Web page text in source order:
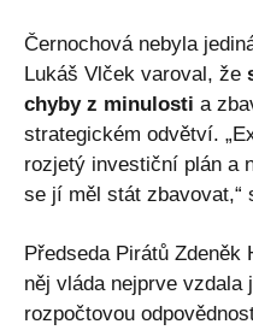
Černochová nebyla
Lukáš Vlček varoval, že
chyby z minulosti a
strategickém odvětví.
rozjetý investiční plán a
se jí měl stát zbavovat,“
Předseda Pirátů
něj vláda nejprve vzdala
rozpočtovou